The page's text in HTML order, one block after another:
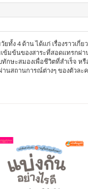
ง 4 ด้าน ได้แก่ เรื่องราวเกี่ย
มข้นของสาระที่สอดแทรกผ่
ะสมองเพื่อชีวิตที่สำเร็จ หรือ
นสถานการณ์ต่างๆ ของตัวล